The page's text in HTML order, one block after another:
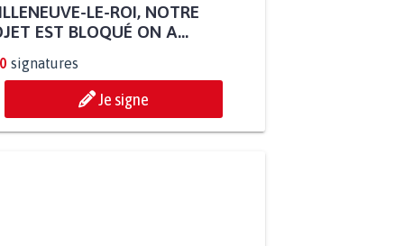
LE-ROI, NOTRE
EST BLOQUÉ ON A...
signatures
Je signe